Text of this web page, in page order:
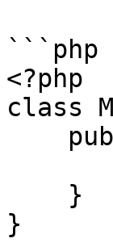
```php
<?php
class
}